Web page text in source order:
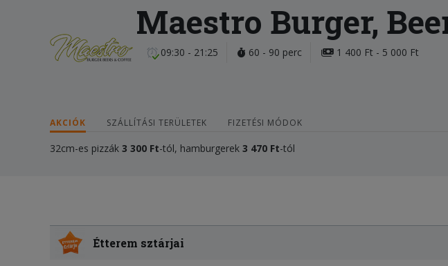
Maestro Burger,
09:30 - 21:25 60 - 90 perc 1 400 Ft - 5 000 Ft
AKCIÓK SZÁLLÍTÁSI TERÜLETEK FIZETÉSI MÓDOK
32cm-es pizzák 3 300 Ft-tól, hamburgerek 3 470 Ft-tól
Étterem sztárjai